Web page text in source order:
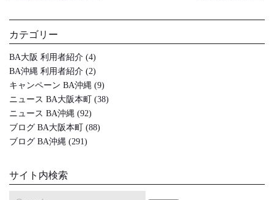
カテゴリー
BA大阪 利用者紹介 (4)
BA沖縄 利用者紹介 (2)
キャンペーン BA沖縄 (9)
ニュース BA大阪本町
(38)
ニュース BA沖縄 (92)
ブログ BA大阪本町
(88)
ブログ BA沖縄 (291)
サイト内検索